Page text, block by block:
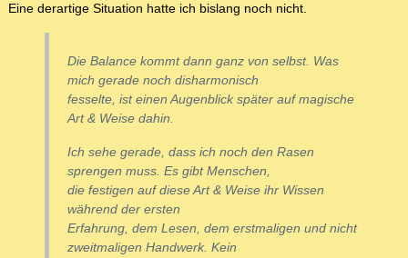
Eine derartige Situation hatte ich bislang noch nicht.
Die Balance kommt dann ganz von selbst. Was
mich gerade noch disharmonisch
fesselte, ist einen Augenblick später auf magische
Art & Weise dahin.
Ich sehe gerade, dass ich noch den Rasen
sprengen muss. Es gibt Menschen,
die festigen auf diese Art & Weise ihr Wissen
während der ersten
Erfahrung, dem Lesen, dem erstmaligen und nicht
zweitmaligen Handwerk. Kein